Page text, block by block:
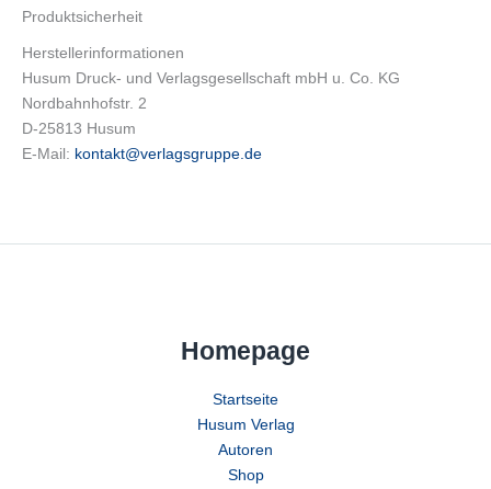
Produktsicherheit
Herstellerinformationen
Husum Druck- und Verlagsgesellschaft mbH u. Co. KG
Nordbahnhofstr. 2
D-25813 Husum
E-Mail: kontakt@verlagsgruppe.de
Homepage
Startseite
Husum Verlag
Autoren
Shop